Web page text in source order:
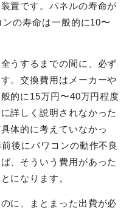
置です。パネルの寿命が
の寿命は一般的に10〜
うするまでの間に、必ず
。交換費用はメーカーや
的に15万円〜40万円程度
詳しく説明されなかった
体的に考えていなかっ
後にパワコンの動作不良
、そういう費用があった
になります。
に、まとまった出費が必